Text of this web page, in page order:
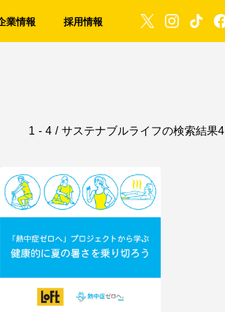
業情報 採用情報
1 - 4 / サステナブルライフの検索結果4